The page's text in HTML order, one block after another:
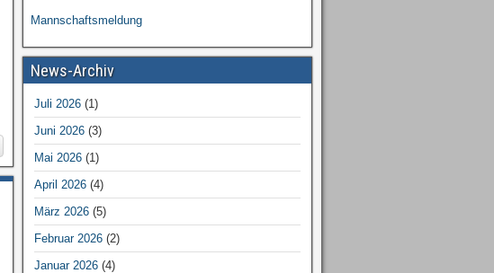
Mannschaftsmeldung
News-Archiv
Juli 2026(1)
Juni 2026(3)
Mai 2026(1)
April 2026(4)
März 2026(5)
Februar 2026(2)
Januar 2026(4)